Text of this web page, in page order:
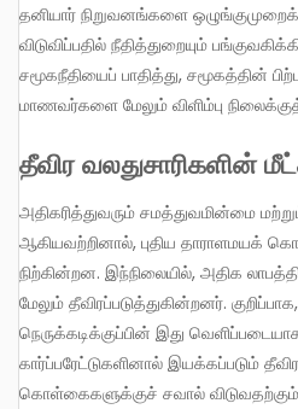
தனியார் நிறுவனங்களை ஒழுங்குமுறைக் கட்டுப்பாடுகளிலிருந்து
விடுவிப்பதில் நீதித்துறையும்
சமூகநீதியைப் பாதித்து, சமூகத்தின்
மாணவர்களை மேலும் விளிம்பு
தீவிர வலதுசாரிகளின்
அதிகரித்துவரும் சமத்துவமின்மை மற்றும் வேலையில்லாத் திண்டாட்டம்
ஆகியவற்றினால், புதிய தாராளமயக்
நிற்கின்றன. இந்நிலையில், அதிக
மேலும் தீவிரப்படுத்துகின்றனர்.
நெருக்கடிக்குப்பின் இது
கார்ப்பரேட்டுகளினால் இயக்கப்படும்
கொள்கைகளுக்குச் சவால்